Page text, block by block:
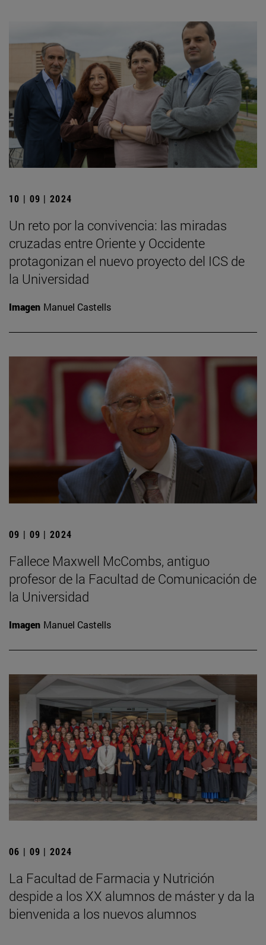
10 | 09 | 2024
Un reto por la convivencia: las miradas
cruzadas entre Oriente y Occidente
protagonizan el nuevo proyecto del ICS de
la Universidad
Imagen Manuel Castells
09 | 09 | 2024
Fallece Maxwell McCombs, antiguo
profesor de la Facultad de Comunicación de
la Universidad
Imagen Manuel Castells
06 | 09 | 2024
La Facultad de Farmacia y Nutrición
despide a los XX alumnos de máster y da la
bienvenida a los nuevos alumnos